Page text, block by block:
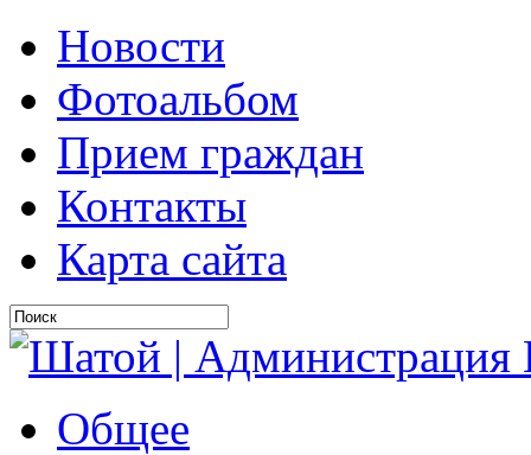
Новости
Фотоальбом
Прием граждан
Контакты
Карта сайта
Общее